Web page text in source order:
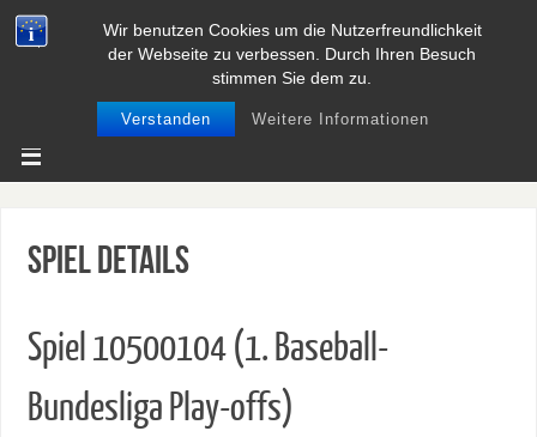
Wir benutzen Cookies um die Nutzerfreundlichkeit
der Webseite zu verbessen. Durch Ihren Besuch
stimmen Sie dem zu.
Verstanden Weitere Informationen
BASEBALL UND SOFTBALL IN
NIEDERSACHSEN
Spiel Details
Spiel 10500104 (1. Baseball-
Bundesliga Play-offs)